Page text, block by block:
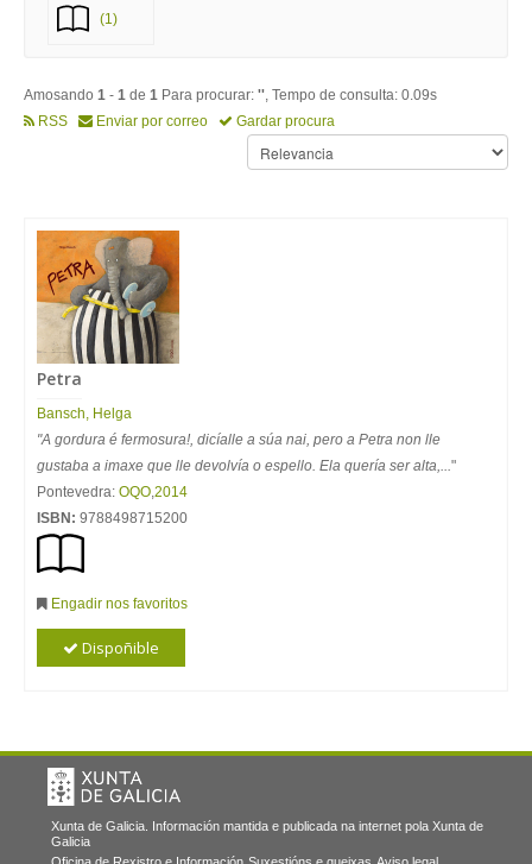
(1)
Amosando 1 - 1 de 1 Para procurar: '', Tempo de consulta: 0.09s
RSS
Enviar por correo Gardar procura
Petra
Bansch, Helga
"A gordura é fermosura!, dicíalle a súa nai, pero a Petra non lle
gustaba a imaxe que lle devolvía o espello. Ela quería ser alta,..."
Pontevedra: OQO,2014
ISBN: 9788498715200
Engadir nos favoritos
Dispoñible
Xunta de Galicia. Información mantida e publicada na internet pola Xunta de
Galicia